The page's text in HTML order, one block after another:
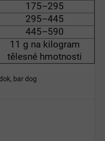
175–295
295–445
445–590
11 g na kilogram
tělesné hmotnosti
bar dog